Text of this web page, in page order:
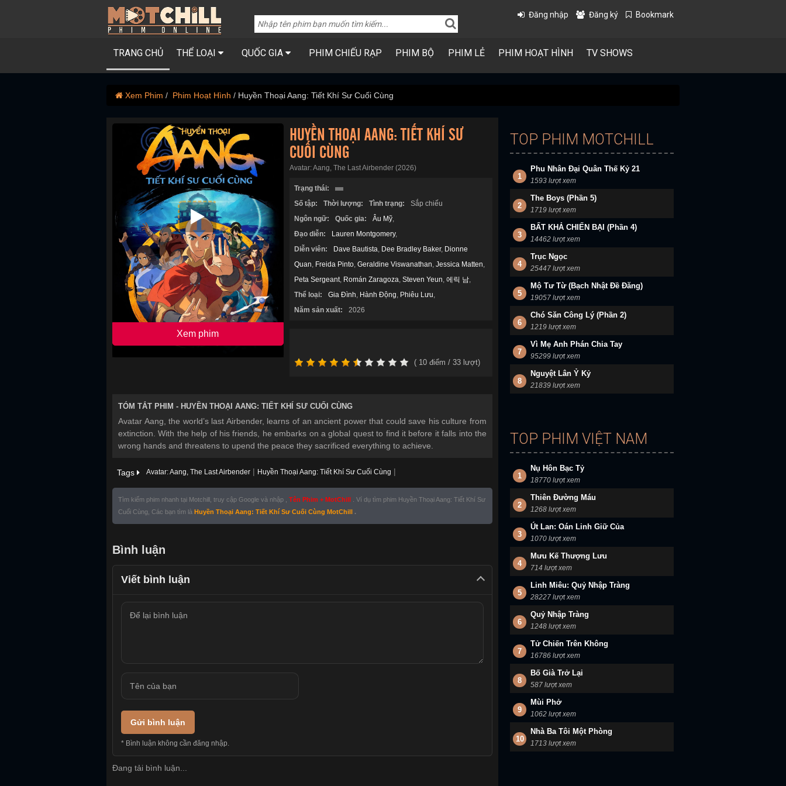
Đăng nhập Đăng ký Bookmark
TRANG CHỦ THỂ LOẠI QUỐC GIA PHIM CHIẾU RẠP PHIM BỘ PHIM LẺ PHIM HOẠT HÌNH TV SHOWS
Xem Phim Phim Hoạt Hình Huyền Thoại Aang: Tiết Khí Sư Cuối Cùng
Xem phim
HUYỀN THOẠI AANG: TIẾT KHÍ SƯ
CUỐI CÙNG
Avatar: Aang, The Last Airbender (2026)
Trạng thái:
Số tập:
Thời lượng: Tình trạng:
Sắp chiếu
Ngôn ngữ:
Quốc gia: Âu Mỹ,
Đạo diễn:
Lauren Montgomery,
Diễn viên:
Dave Bautista, Dee Bradley Baker, Dionne
Quan, Freida Pinto, Geraldine Viswanathan, Jessica Matten,
Peta Sergeant, Román Zaragoza, Steven Yeun, 에릭 남,
Thể loại:
Gia Đình, Hành Động, Phiêu Lưu,
Năm sản xuất:
2026
( 10điểm / 33lượt)
TÓM TẮT PHIM - HUYỀN THOẠI AANG: TIẾT KHÍ SƯ CUỐI CÙNG
Avatar Aang, the world’s last Airbender, learns of an ancient power that could save his culture from
extinction. With the help of his friends, he embarks on a global quest to find it before it falls into the
wrong hands and threatens to upend the peace they sacrificed everything to achieve.
Tags Avatar: Aang, The Last Airbender | Huyền Thoại Aang: Tiết Khí Sư Cuối Cùng |
Tìm kiếm phim nhanh tại Motchill, truy cập Google và nhập , Tên Phim + MotChill
. Ví dụ tìm phim Huyền Thoại Aang: Tiết Khí Sư
Cuối Cùng, Các bạn tìm là Huyền Thoại Aang: Tiết Khí Sư Cuối Cùng MotChill .
Bình luận
Viết bình luận
Gửi bình luận
* Bình luận không cần đăng nhập.
Đang tải bình luận...
TOP PHIM MOTCHILL
1
Phu Nhân Đại Quân Thế Kỷ 21
1593 lượt xem
2
The Boys (Phần 5)
1719 lượt xem
3
BẤT KHẢ CHIẾN BẠI (Phần 4)
14462 lượt xem
4
Trục Ngọc
25447 lượt xem
5
Mộ Tư Từ (Bạch Nhật Đề Đăng)
19057 lượt xem
6
Chó Săn Công Lý (Phần 2)
1219 lượt xem
7
Vì Mẹ Anh Phán Chia Tay
95299 lượt xem
8
Nguyệt Lân Ỷ Kỷ
21839 lượt xem
TOP PHIM VIỆT NAM
1
Nụ Hôn Bạc Tỷ
18770 lượt xem
2
Thiên Đường Máu
1268 lượt xem
3
Út Lan: Oán Linh Giữ Của
1070 lượt xem
4
Mưu Kế Thượng Lưu
714 lượt xem
5
Linh Miêu: Quỷ Nhập Tràng
28227 lượt xem
6
Quỷ Nhập Tràng
1248 lượt xem
7
Tử Chiến Trên Không
16786 lượt xem
8
Bố Già Trở Lại
587 lượt xem
9
Mùi Phở
1062 lượt xem
10
Nhà Ba Tôi Một Phòng
1713 lượt xem